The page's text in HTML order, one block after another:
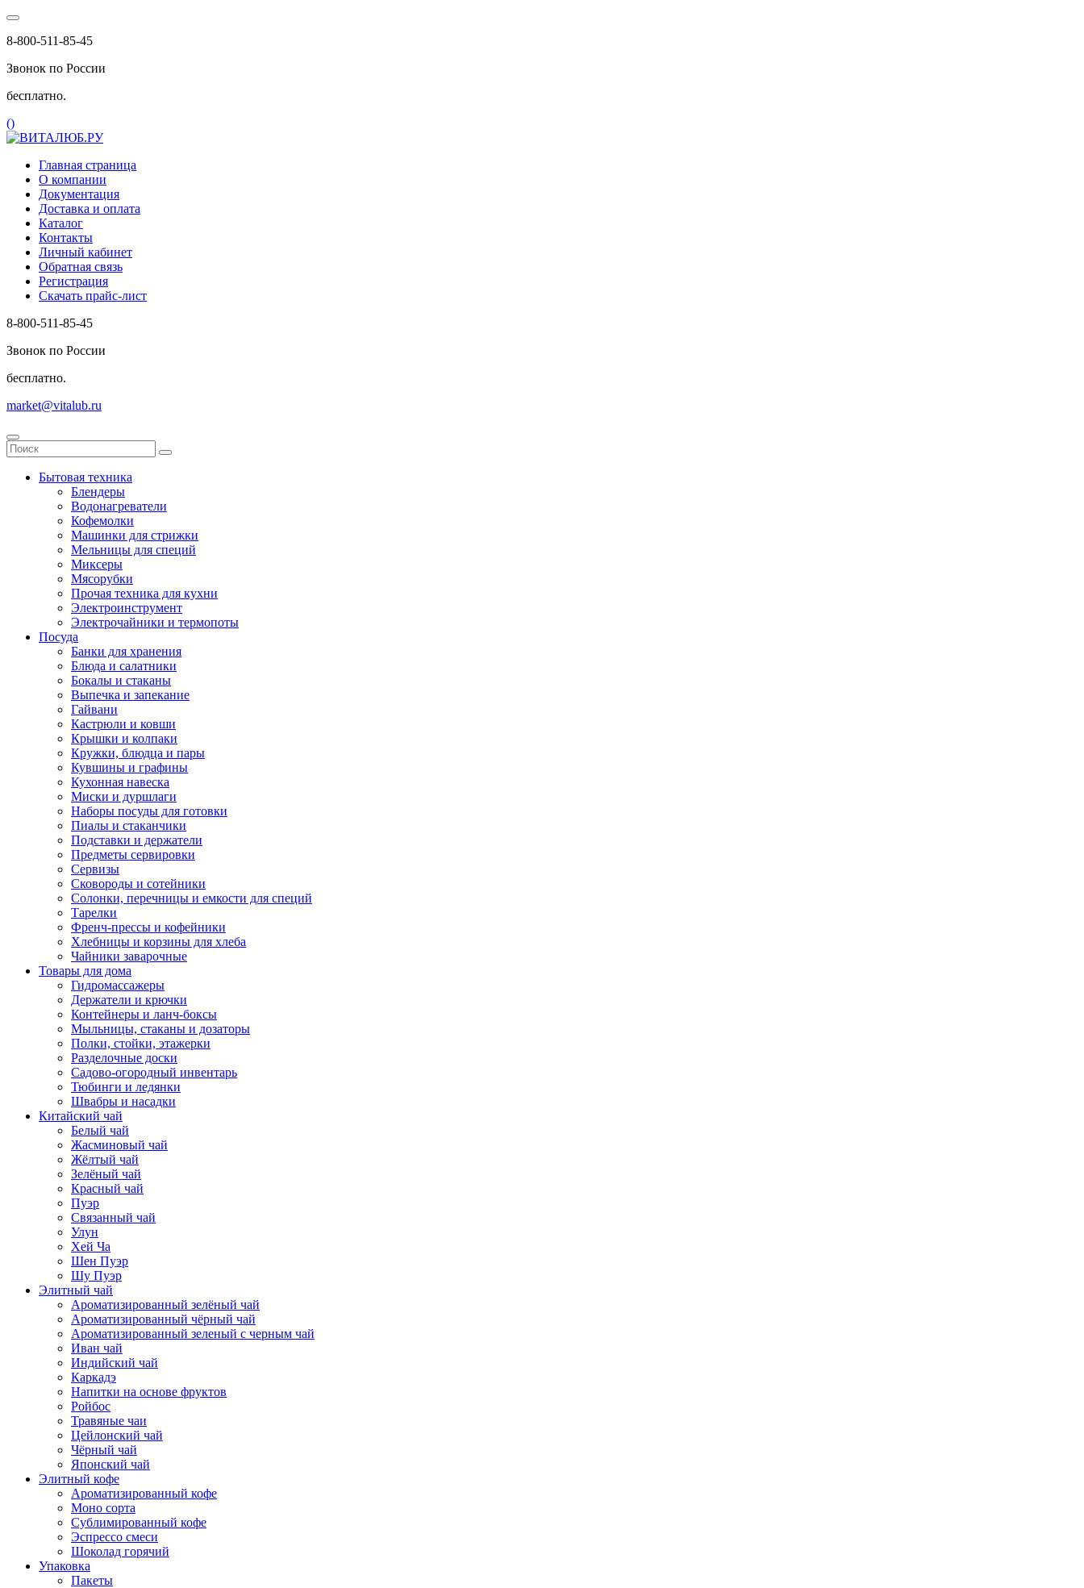
8-800-511-85-45
Звонок по России
бесплатно.
()
Главная страница
О компании
Документация
Доставка и оплата
Каталог
Контакты
Личный кабинет
Обратная связь
Регистрация
Скачать прайс-лист
8-800-511-85-45
Звонок по России
бесплатно.
market@vitalub.ru
Бытовая техника
Блендеры
Водонагреватели
Кофемолки
Машинки для стрижки
Мельницы для специй
Миксеры
Мясорубки
Прочая техника для кухни
Электроинструмент
Электрочайники и термопоты
Посуда
Банки для хранения
Блюда и салатники
Бокалы и стаканы
Выпечка и запекание
Гайвани
Кастрюли и ковши
Крышки и колпаки
Кружки, блюдца и пары
Кувшины и графины
Кухонная навеска
Миски и дуршлаги
Наборы посуды для готовки
Пиалы и стаканчики
Подставки и держатели
Предметы сервировки
Сервизы
Сковороды и сотейники
Солонки, перечницы и емкости для специй
Тарелки
Френч-прессы и кофейники
Хлебницы и корзины для хлеба
Чайники заварочные
Товары для дома
Гидромассажеры
Держатели и крючки
Контейнеры и ланч-боксы
Мыльницы, стаканы и дозаторы
Полки, стойки, этажерки
Разделочные доски
Садово-огородный инвентарь
Тюбинги и ледянки
Швабры и насадки
Китайский чай
Белый чай
Жасминовый чай
Жёлтый чай
Зелёный чай
Красный чай
Пуэр
Связанный чай
Улун
Хей Ча
Шен Пуэр
Шу Пуэр
Элитный чай
Ароматизированный зелёный чай
Ароматизированный чёрный чай
Ароматизированный зеленый с черным чай
Иван чай
Индийский чай
Каркадэ
Напитки на основе фруктов
Ройбос
Травяные чаи
Цейлонский чай
Чёрный чай
Японский чай
Элитный кофе
Ароматизированный кофе
Моно сорта
Сублимированный кофе
Эспрессо смеси
Шоколад горячий
Упаковка
Пакеты